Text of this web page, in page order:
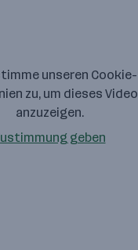
unseren Cookie-
zu, um dieses Video
anzuzeigen.
geben